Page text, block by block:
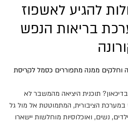
להגיע לאשפוז
בריאות הנפש
תוכנית היציאה מהמשבר לא
הציבורית, המתמוטטת אל מול גל
נשים, ואוכלוסיות מוחלשות יישארו